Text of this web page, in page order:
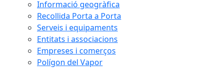
Informació geogràfica
Recollida Porta a Porta
Serveis i equipaments
Entitats i associacions
Empreses i comerços
Polígon del Vapor